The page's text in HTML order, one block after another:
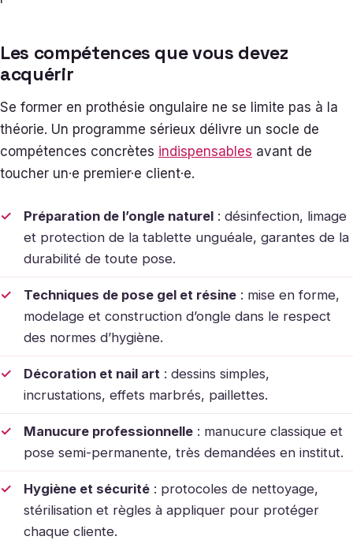
Les compétences que vous devez
acquérir
Se former en prothésie ongulaire ne se limite pas à la
théorie. Un programme sérieux délivre un socle de
compétences concrètes indispensables avant de
toucher un·e premier·e client·e.
Préparation de l’ongle naturel : désinfection, limage
et protection de la tablette unguéale, garantes de la
durabilité de toute pose.
Techniques de pose gel et résine : mise en forme,
modelage et construction d’ongle dans le respect
des normes d’hygiène.
Décoration et nail art : dessins simples,
incrustations, effets marbrés, paillettes.
Manucure professionnelle : manucure classique et
pose semi-permanente, très demandées en institut.
Hygiène et sécurité : protocoles de nettoyage,
stérilisation et règles à appliquer pour protéger
chaque cliente.